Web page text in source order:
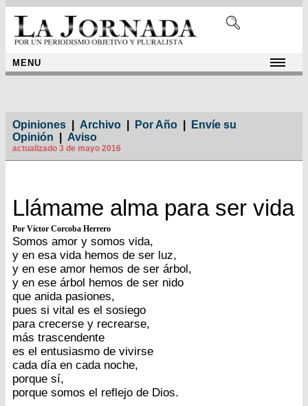
MENU
Opiniones Archivo Por Año
Envíe su
Opinión
Aviso
actualizado 3 de mayo 2016
Llámame alma para ser vida
Por Víctor Corcoba Herrero
Somos amor y somos vida,
y en esa vida hemos de ser luz,
y en ese amor hemos de ser árbol,
y en ese árbol hemos de ser nido
que anida pasiones,
pues si vital es el sosiego
para crecerse y recrearse,
más trascendente
es el entusiasmo de vivirse
cada día en cada noche,
porque sí,
porque somos el reflejo de Dios.